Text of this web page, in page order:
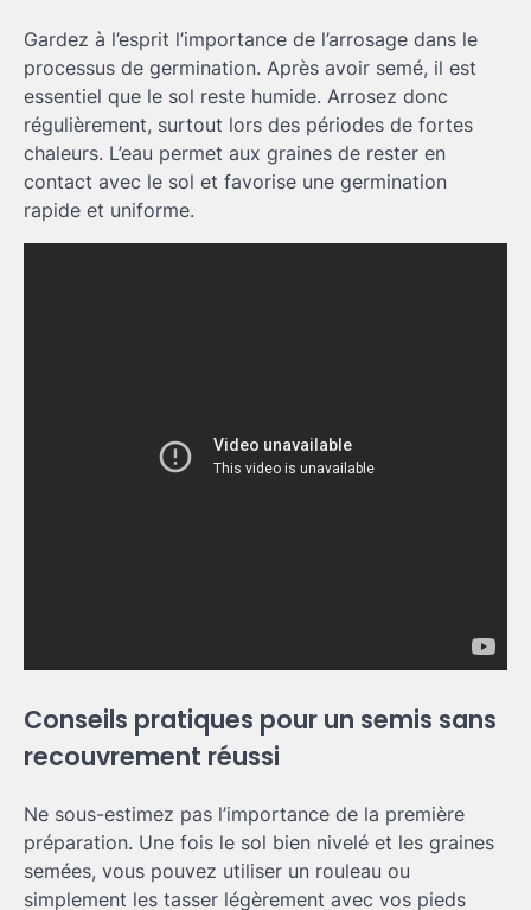
Gardez à l’esprit l’importance de l’arrosage dans le
processus de germination. Après avoir semé, il est
essentiel que le sol reste humide. Arrosez donc
régulièrement, surtout lors des périodes de fortes
chaleurs. L’eau permet aux graines de rester en
contact avec le sol et favorise une germination
rapide et uniforme.
Conseils pratiques pour un semis sans
recouvrement réussi
Ne sous-estimez pas l’importance de la première
préparation. Une fois le sol bien nivelé et les graines
semées, vous pouvez utiliser un rouleau ou
simplement les tasser légèrement avec vos pieds